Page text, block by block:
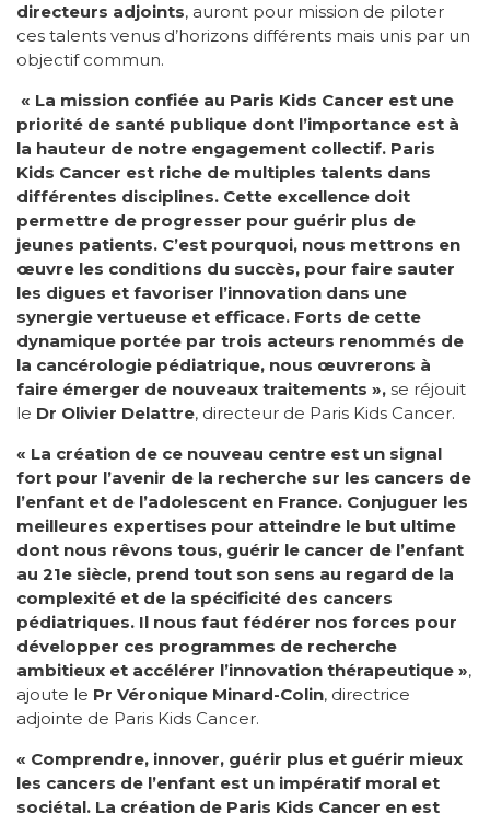
directeurs adjoints, auront pour mission de piloter
ces talents venus d’horizons différents mais unis par un
objectif commun.
« La mission confiée au Paris Kids Cancer est une
priorité de santé publique dont l’importance est à
la hauteur de notre engagement collectif. Paris
Kids Cancer est riche de multiples talents dans
différentes disciplines. Cette excellence doit
permettre de progresser pour guérir plus de
jeunes patients. C’est pourquoi, nous mettrons en
œuvre les conditions du succès, pour faire sauter
les digues et favoriser l’innovation dans une
synergie vertueuse et efficace. Forts de cette
dynamique portée par trois acteurs renommés de
la cancérologie pédiatrique, nous œuvrerons à
faire émerger de nouveaux traitements », se réjouit
le Dr Olivier Delattre, directeur de Paris Kids Cancer.
« La création de ce nouveau centre est un signal
fort pour l’avenir de la recherche sur les cancers de
l’enfant et de l’adolescent en France. Conjuguer les
meilleures expertises pour atteindre le but ultime
dont nous rêvons tous, guérir le cancer de l’enfant
au 21e siècle, prend tout son sens au regard de la
complexité et de la spécificité des cancers
pédiatriques. Il nous faut fédérer nos forces pour
développer ces programmes de recherche
ambitieux et accélérer l’innovation thérapeutique »,
ajoute le Pr Véronique Minard-Colin, directrice
adjointe de Paris Kids Cancer.
« Comprendre, innover, guérir plus et guérir mieux
les cancers de l’enfant est un impératif moral et
sociétal. La création de Paris Kids Cancer en est